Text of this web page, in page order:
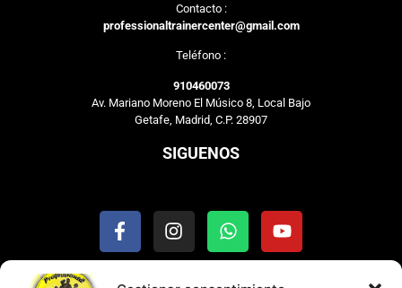
Contacto :
professionaltrainercenter@gmail.com
Teléfono :
910460073
Av. Mariano Moreno El Músico 8, Local Bajo
Getafe, Madrid, C.P. 28907
SIGUENOS